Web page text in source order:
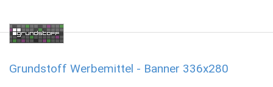
Grundstoff Werbemittel - Banner 336x280